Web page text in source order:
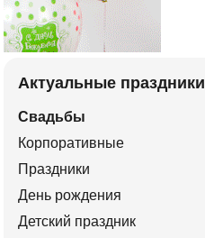
Актуальные праздники
Свадьбы
Корпоративные
Праздники
День рождения
Детский праздник